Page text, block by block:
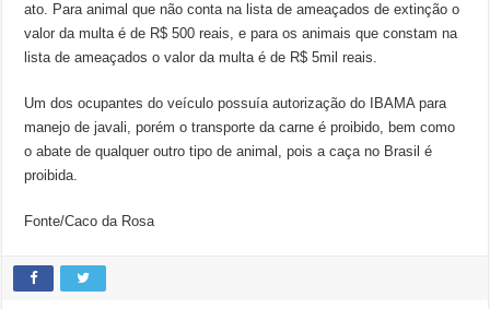
ato. Para animal que não conta na lista de ameaçados de extinção o
valor da multa é de R$ 500 reais, e para os animais que constam na
lista de ameaçados o valor da multa é de R$ 5mil reais.
Um dos ocupantes do veículo possuía autorização do IBAMA para
manejo de javali, porém o transporte da carne é proibido, bem como
o abate de qualquer outro tipo de animal, pois a caça no Brasil é
proibida.
Fonte/Caco da Rosa